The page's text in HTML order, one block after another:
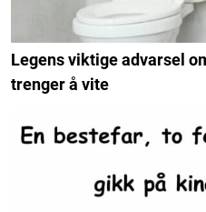
Legens viktige advarsel
trenger å vite